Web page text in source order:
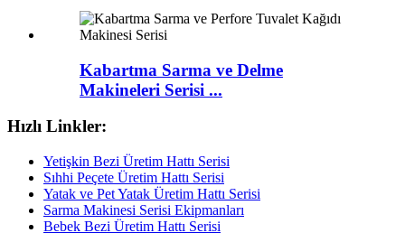
Kabartma Sarma ve Delme
Makineleri Serisi ...
Hızlı Linkler:
Yetişkin Bezi Üretim Hattı Serisi
Sıhhi Peçete Üretim Hattı Serisi
Yatak ve Pet Yatak Üretim Hattı Serisi
Sarma Makinesi Serisi Ekipmanları
Bebek Bezi Üretim Hattı Serisi